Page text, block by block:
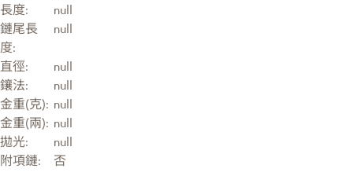
長度:
null
鏈尾長
度:
null
直徑:
null
鑲法:
null
金重(克): null
金重(兩): null
拋光:
null
附項鏈:
否